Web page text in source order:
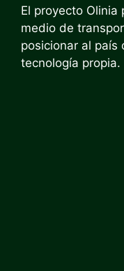
El proyecto Olinia
medio de
posicionar al país
tecnología propia.